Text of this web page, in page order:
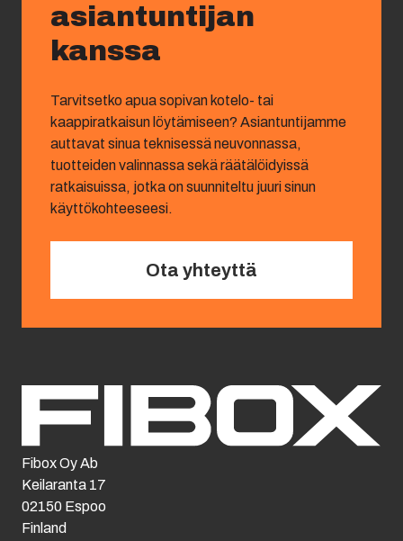
asiantuntijan
kanssa
Tarvitsetko apua sopivan kotelo- tai
kaappiratkaisun löytämiseen? Asiantuntijamme
auttavat sinua teknisessä neuvonnassa,
tuotteiden valinnassa sekä räätälöidyissä
ratkaisuissa, jotka on suunniteltu juuri sinun
käyttökohteeseesi.
Ota yhteyttä
Fibox Oy Ab
Keilaranta 17
02150 Espoo
Finland